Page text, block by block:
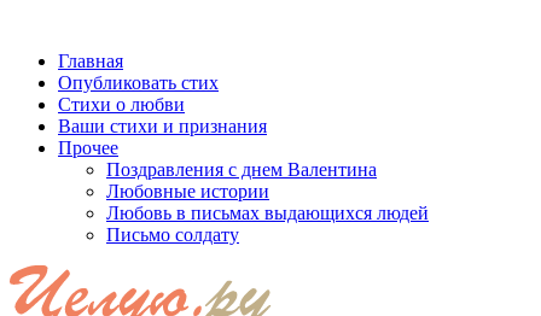
Главная
Опубликовать стих
Стихи о любви
Ваши стихи и признания
Прочее
Поздравления с днем Валентина
Любовные истории
Любовь в письмах выдающихся людей
Письмо солдату